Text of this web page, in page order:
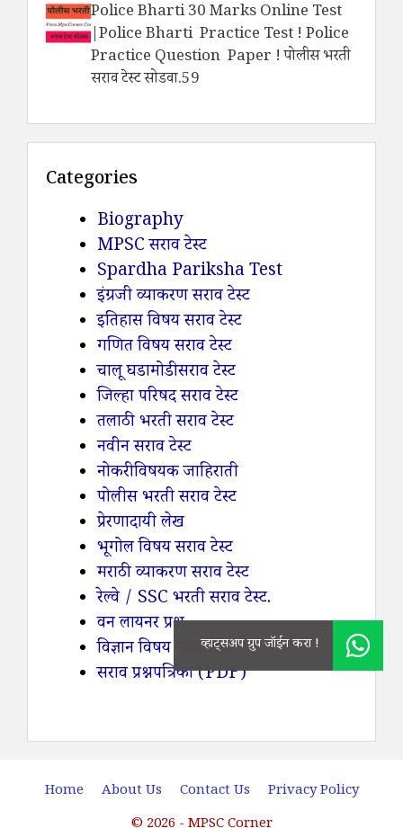
Police Bharti 30 Marks Online Test
|Police Bharti Practice Test ! Police
Practice Question Paper ! पोलीस भरती
सराव टेस्ट सोडवा.59
Categories
Biography
MPSC सराव टेस्ट
Spardha Pariksha Test
इंग्रजी व्याकरण सराव टेस्ट
इतिहास विषय सराव टेस्ट
गणित विषय सराव टेस्ट
चालू घडामोडी सराव टेस्ट
जिल्हा परिषद सराव टेस्ट
तलाठी भरती सराव टेस्ट
नवीन सराव टेस्ट
नोकरी विषयक जाहिराती
पोलीस भरती सराव टेस्ट
प्रेरणादायी लेख
भूगोल विषय सराव टेस्ट
मराठी व्याकरण सराव टेस्ट
रेल्वे / SSC भरती सराव टेस्ट.
वन लायनर प्रश्न
विज्ञान विषय सराव टेस्ट
सराव प्रश्नपत्रिका (PDF)
Home About Us Contact Us
Privacy Policy